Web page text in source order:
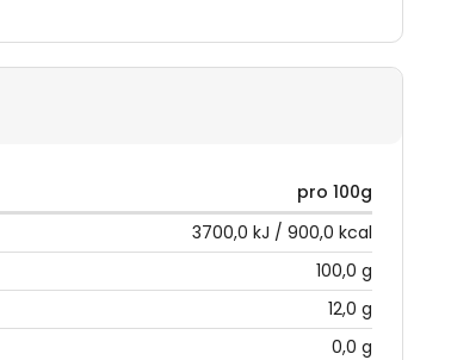
pro 100g
3700,0 kJ / 900,0 kcal
100,0 g
12,0 g
0,0 g